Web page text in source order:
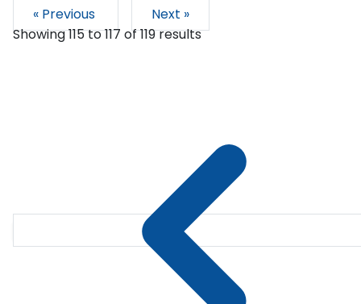
« Previous
Next »
Showing115to117 of119results